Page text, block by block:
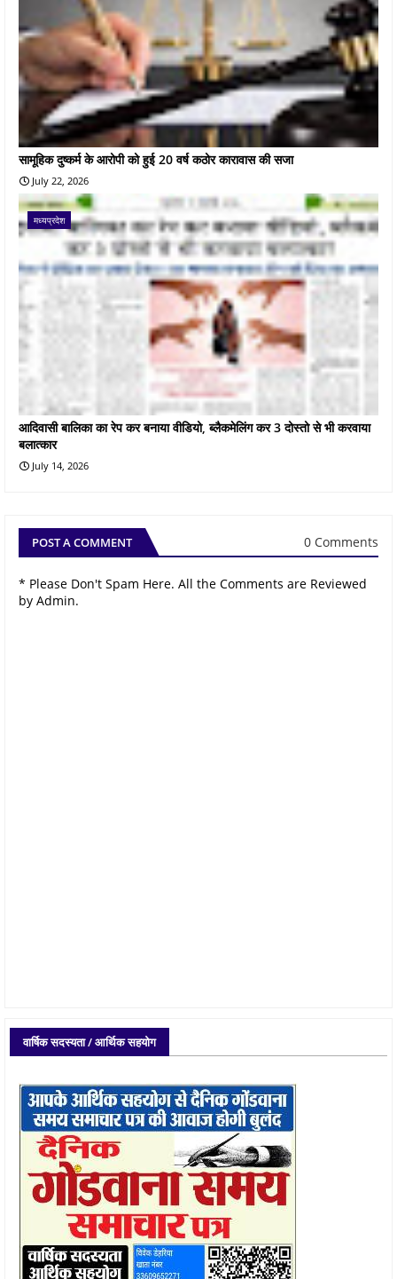
सामूहिक दुष्कर्म के आरोपी को हुई 20 वर्ष कठोर कारावास की सजा
July 22, 2026
मध्यप्रदेश
आदिवासी बालिका का रेप कर बनाया वीडियो, ब्लैकमेलिंग कर 3 दोस्तो से भी करवाया
बलात्कार
July 14, 2026
POST A COMMENT 0 Comments
* Please Don't Spam Here. All the Comments are Reviewed
by Admin.
वार्षिक सदस्यता / आर्थिक सहयोग